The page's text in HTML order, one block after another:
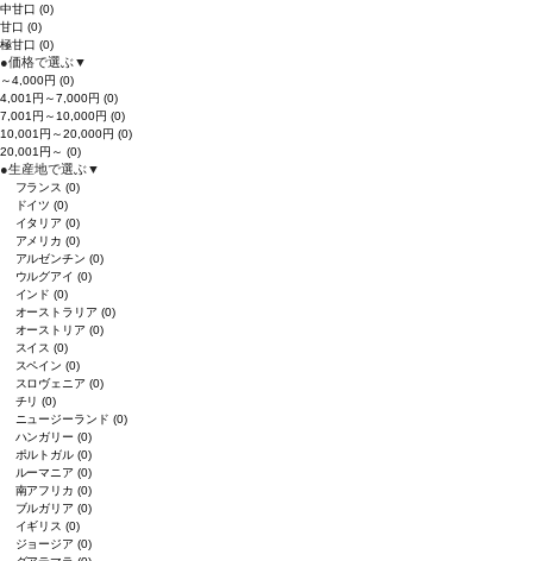
中甘口 (0)
甘口 (0)
極甘口 (0)
●価格で選ぶ▼
～4,000円 (0)
4,001円～7,000円 (0)
7,001円～10,000円 (0)
10,001円～20,000円 (0)
20,001円～ (0)
●生産地で選ぶ▼
フランス(0)
ドイツ(0)
イタリア(0)
アメリカ(0)
アルゼンチン(0)
ウルグアイ(0)
インド(0)
オーストラリア(0)
オーストリア(0)
スイス(0)
スペイン(0)
スロヴェニア(0)
チリ(0)
ニュージーランド(0)
ハンガリー(0)
ポルトガル(0)
ルーマニア(0)
南アフリカ(0)
ブルガリア(0)
イギリス(0)
ジョージア(0)